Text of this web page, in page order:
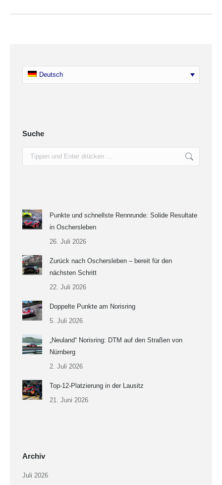
Deutsch
Suche
Search:
Punkte und schnellste Rennrunde: Solide Resultate
in Oschersleben
26. Juli 2026
Zurück nach Oschersleben – bereit für den
nächsten Schritt
22. Juli 2026
Doppelte Punkte am Norisring
5. Juli 2026
„Neuland“ Norisring: DTM auf den Straßen von
Nürnberg
2. Juli 2026
Top-12-Platzierung in der Lausitz
21. Juni 2026
Archiv
Juli 2026